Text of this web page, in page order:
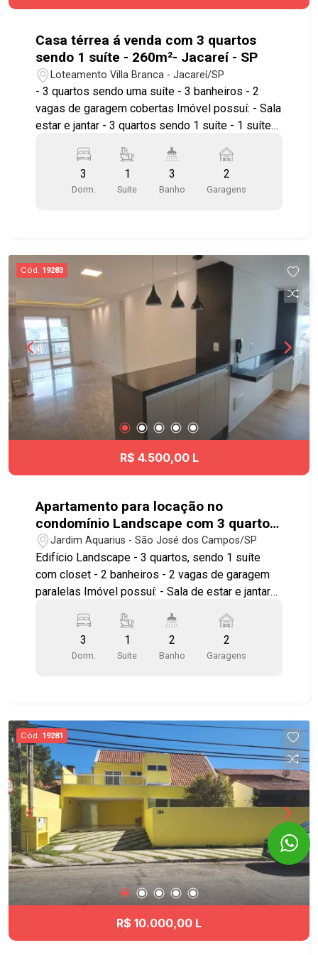
momento.
Casa térrea á venda com 3 quartos
sendo 1 suíte - 260m²- Jacareí - SP
Loteamento Villa Branca - Jacareí/SP
- 3 quartos sendo uma suíte - 3 banheiros - 2
vagas de garagem cobertas Imóvel possuí: - Sala
estar e jantar - 3 quartos sendo 1 suíte - 1 suíte
Lavanderia com teto retrátil - Área gourmet com
piscina - Banheiro social - 2 vagas Ótima
localização, próximo a comércios e serviços
#casavendaJacareí #casalocação
#casalocaçãoJacareí
3
Dorm.
1
Suite
3
Banho
2
Garagens
Cód. 19283
R$ 4.500,00 L
Apartamento para locação no
condomínio Landscape com 3 quartos
sendo 1 suíte - 76 m² - No bairro
Jardim Aquarius - SJC
Jardim Aquarius - São José dos Campos/SP
Edifício Landscape - 3 quartos, sendo 1 suíte
com closet - 2 banheiros - 2 vagas de garagem
paralelas Imóvel possuí: - Sala de estar e jantar
Varanda gourmet fechada com vidro articulável -
Cozinha com armários planejados, fogão e
depurador - Suíte com closet e armários
elevadores Condomínio clube com 2 torres com
excelente infraestrutura, portaria 24 horas,
sistema de segurança monitorado por câmeras, 3
elevadores por torre, sistema de acesso por tag
e 25 vagas internas para visitantes. Itens de
lazer: - Piscina com raia de 25 metros - Piscina
infantil - Academia equipada com excelentes
aparelhos - Quadra Poliesportiva - Playground -
Brinquedoteca - Salão de Jogos - Salão de
festas adulto e infantil - Duas lindas áreas
gourmet com churrasqueiras - Cascata e Jardins
Ótima localização no Jardim Aquarius, um dos
bairros mais valorizados de São José dos
3
Dorm.
1
Suite
2
Banho
2
Garagens
Cód. 19281
R$ 10.000,00 L